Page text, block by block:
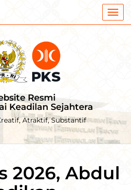
Resmi
Keadilan Sejahtera
Atraktif, Substantif
2026, Abdul